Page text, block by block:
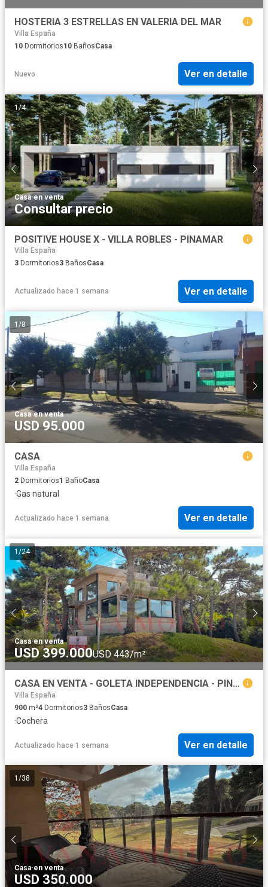
HOSTERIA 3 ESTRELLAS EN VALERIA DEL MAR
Villa España
10 Dormitorios10 BañosCasa
Nuevo Ver en detalle
1/4
Casa·en venta
Consultar precio
POSITIVE HOUSE X - VILLA ROBLES - PINAMAR
Villa España
3 Dormitorios3 BañosCasa
Actualizado hace 1 semana Ver en detalle
1 /8
Casa·en venta
USD 95.000
CASA
Villa España
2 Dormitorios1 BañoCasa
·Gas natural
Actualizado hace 1 semana Ver en detalle
1 /24
Casa·en venta
USD 399.000USD 443/m²
CASA EN VENTA - GOLETA INDEPENDENCIA - PINAMAR
Villa España
900 m²4 Dormitorios3 BañosCasa
·Cochera
Actualizado hace 1 semana Ver en detalle
1 /38
Casa·en venta
USD 350.000